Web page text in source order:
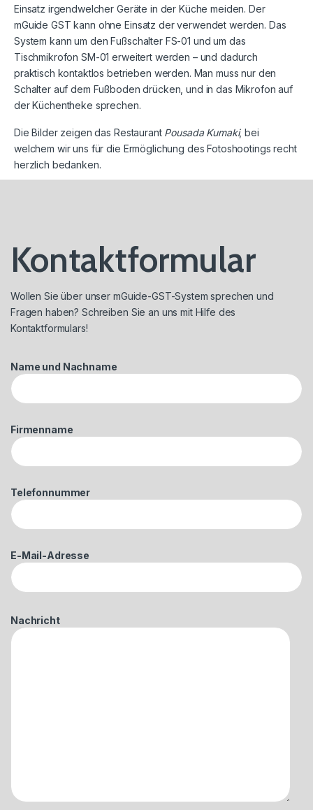
Einsatz irgendwelcher Geräte in der Küche meiden. Der
mGuide GST kann ohne Einsatz der verwendet werden. Das
System kann um den Fußschalter FS-01 und um das
Tischmikrofon SM-01 erweitert werden – und dadurch
praktisch kontaktlos betrieben werden. Man muss nur den
Schalter auf dem Fußboden drücken, und in das Mikrofon auf
der Küchentheke sprechen.
Die Bilder zeigen das Restaurant Pousada Kumaki, bei
welchem wir uns für die Ermöglichung des Fotoshootings recht
herzlich bedanken.
Kontaktformular
Wollen Sie über unser mGuide-GST-System sprechen und
Fragen haben? Schreiben Sie an uns mit Hilfe des
Kontaktformulars!
Name und Nachname
Firmenname
Telefonnummer
E-Mail-Adresse
Nachricht